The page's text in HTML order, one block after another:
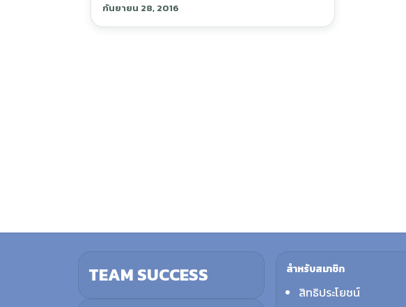
กันยายน 28, 2016
TEAM SUCCESS สำหรับสมาชิก
สิทธิประโยชน์